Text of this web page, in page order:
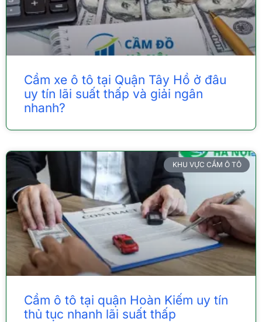
Cầm xe ô tô tại Quận Tây Hồ ở đâu
uy tín lãi suất thấp và giải ngân
nhanh?
KHU VỰC CẦM Ô TÔ
Cầm ô tô tại quận Hoàn Kiếm uy tín
thủ tục nhanh lãi suất thấp